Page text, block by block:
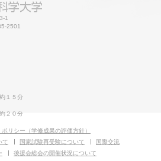
1
2501
１５分
２０分
リシー（学修成果の評価方針）
て
国家試験再受験について
国際交流
後援会総会の開催状況について